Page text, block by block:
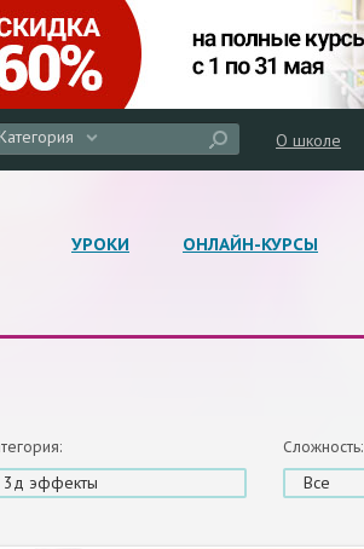
Категория О школе
УРОКИ ОНЛАЙН-КУРСЫ
3д эффекты
Сложность:
Все